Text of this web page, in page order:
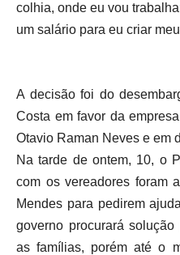
colhia, onde eu vou
um salário para eu criar
A decisão foi do
Costa em favor da
Otavio Raman Neves e em
Na tarde de ontem, 10, o
com os vereadores foram
Mendes para pedirem
governo procurará
as famílias, porém até o